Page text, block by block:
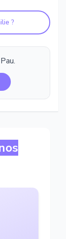
?
Pau.